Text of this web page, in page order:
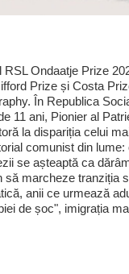
RSL Ondaatje Prize
Prize și Costa
În Republica
11 ani, Pionier al
la dispariția celui
comunist din lume:
se așteaptă ca
să marcheze tranziția
anii ce urmează
de șoc", imigrația